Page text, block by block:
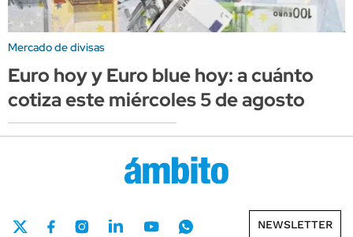
Mercado de divisas
Euro hoy y Euro blue hoy: a cuánto
cotiza este miércoles 5 de agosto
NEWSLETTER